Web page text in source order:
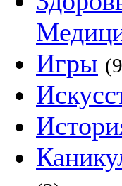
Игры